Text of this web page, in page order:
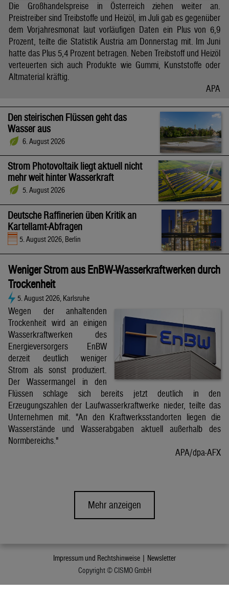
Die Großhandelspreise in Österreich ziehen weiter an.
Preistreiber sind Treibstoffe und Heizöl, im Juli gab es gegenüber
dem Vorjahresmonat laut vorläufigen Daten ein Plus von 6,9
Prozent, teilte die Statistik Austria am Donnerstag mit. Im Juni
hatte das Plus 5,4 Prozent betragen. Neben Treibstoff und Heizöl
verteuerten sich auch Produkte wie Gummi, Kunststoffe oder
Altmaterial kräftig.
APA
Den steirischen Flüssen geht das
Wasser aus
6. August 2026
Strom Photovoltaik liegt aktuell nicht
mehr weit hinter Wasserkraft
5. August 2026
Deutsche Raffinerien üben Kritik an
Kartellamt-Abfragen
5. August 2026, Berlin
Weniger Strom aus EnBW-Wasserkraftwerken durch
Trockenheit
5. August 2026, Karlsruhe
Wegen der anhaltenden
Trockenheit wird an einigen
Wasserkraftwerken des
Energieversorgers EnBW
derzeit deutlich weniger
Strom als sonst produziert.
Der Wassermangel in den
Flüssen schlage sich bereits jetzt deutlich in den
Erzeugungszahlen der Laufwasserkraftwerke nieder, teilte das
Unternehmen mit. "An den Kraftwerksstandorten liegen die
Wasserstände und Wasserabgaben aktuell außerhalb des
Normbereichs."
APA/dpa-AFX
Mehr anzeigen
Impressum und Rechtshinweise | Newsletter
Copyright © CISMO GmbH